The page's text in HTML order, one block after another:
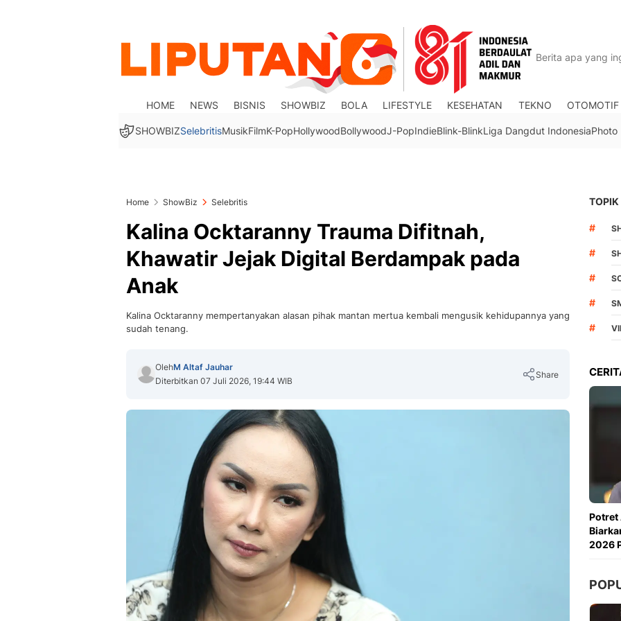
HOME NEWS BISNIS SHOWBIZ BOLA LIFESTYLE KESEHATAN TEKNO OTOMOTIF
SHOWBIZSelebritisMusikFilmK-PopHollywoodBollywoodJ-PopIndieBlink-BlinkLiga Dangdut IndonesiaPhoto
Home ShowBiz Selebritis
Kalina Ocktaranny Trauma Difitnah,
Khawatir Jejak Digital Berdampak pada
Anak
Kalina Ocktaranny mempertanyakan alasan pihak mantan mertua kembali mengusik kehidupannya yang
sudah tenang.
OlehM Altaf Jauhar
Diterbitkan 07 Juli 2026, 19:44 WIB
Share
TOPIK
#
#
#
#
#
Potret
2026